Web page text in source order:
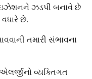
ઝડપી બનાવે છે
છે.
તમારી સંભાવના
વ્યક્તિગત